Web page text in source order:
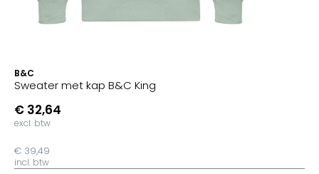
B&C
Sweater met kap B&C King
€ 32,64
excl. btw
€ 39,49
incl. btw